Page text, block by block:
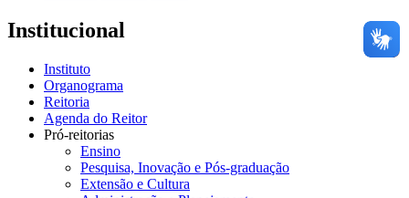
Institucional
Instituto
Organograma
Reitoria
Agenda do Reitor
Pró-reitorias
Ensino
Pesquisa, Inovação e Pós-graduação
Extensão e Cultura